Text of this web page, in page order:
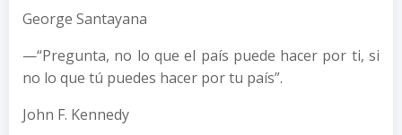
George Santayana
—“Pregunta, no lo que el país puede hacer por ti, si
no lo que tú puedes hacer por tu país”.
John F. Kennedy